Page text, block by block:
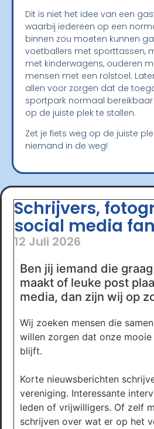
Dit is niet het idee van een
waarbij iedereen op een
binnen zou moeten kunnen
voetballers met sporttassen,
met kinderwagens, ouderen
mensen met een rolstoel.
allen voor zorgen dat de
sportpark normaal bereikbaar
op de juiste plek te stallen.
Zet je fiets weg op de juiste
niemand in de weg!
Schrijvers,
social media
12 Juli 2026
Ben jij iemand die
maakt of leuke post
media, dan zijn wij op
Wij zoeken mensen die
willen zorgen dat onze
blijft.
Korte nieuwsberichten
vereniging. Interessante
leden of vrijwilligers. Of zelf
schrijven over wat er op het